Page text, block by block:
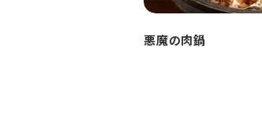
悪魔の肉鍋